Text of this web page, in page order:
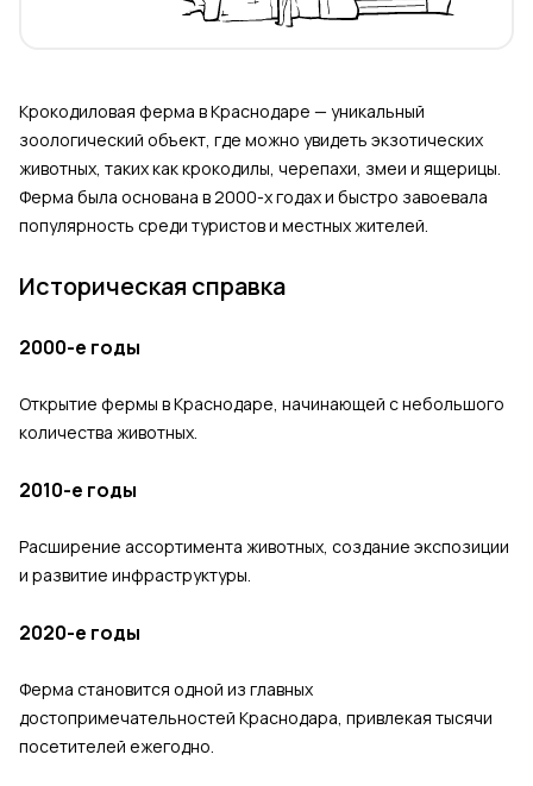
Крокодиловая ферма в Краснодаре — уникальный
зоологический объект, где можно увидеть экзотических
животных, таких как крокодилы, черепахи, змеи и ящерицы.
Ферма была основана в 2000-х годах и быстро завоевала
популярность среди туристов и местных жителей.
Историческая справка
2000-е годы
Открытие фермы в Краснодаре, начинающей с небольшого
количества животных.
2010-е годы
Расширение ассортимента животных, создание экспозиции
и развитие инфраструктуры.
2020-е годы
Ферма становится одной из главных
достопримечательностей Краснодара, привлекая тысячи
посетителей ежегодно.